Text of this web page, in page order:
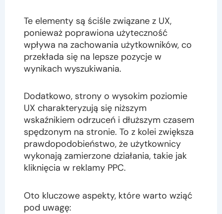
Te elementy są ściśle związane z UX,
ponieważ poprawiona użyteczność
wpływa na zachowania użytkowników, co
przekłada się na lepsze pozycje w
wynikach wyszukiwania.
Dodatkowo, strony o wysokim poziomie
UX charakteryzują się niższym
wskaźnikiem odrzuceń i dłuższym czasem
spędzonym na stronie. To z kolei zwiększa
prawdopodobieństwo, że użytkownicy
wykonają zamierzone działania, takie jak
kliknięcia w reklamy PPC.
Oto kluczowe aspekty, które warto wziąć
pod uwagę: